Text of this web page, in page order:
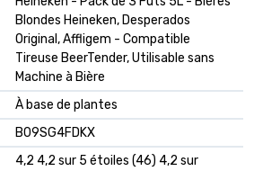
Blondes Heineken, Desperados
Original, Affligem - Compatible
Tireuse BeerTender, Utilisable sans
Machine à Bière
À base de plantes
B09SG4FDKX
4,2 4,2 sur 5 étoiles (46) 4,2 sur